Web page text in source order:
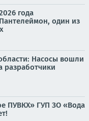
года
один из
Насосы вошли
разработчики
ПУВКХ» ГУП ЗО «Вода